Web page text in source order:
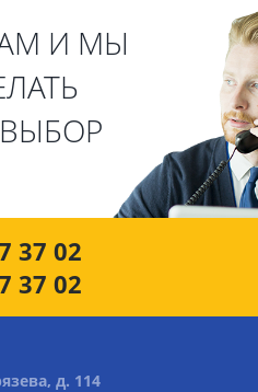
И МЫ
37 02
37 02
д. 114